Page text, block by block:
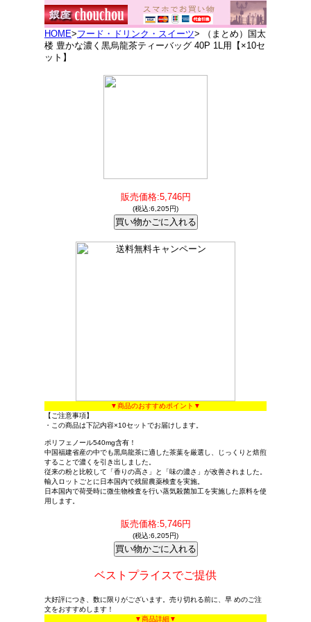
HOME>フード・ドリンク・スイーツ> （まとめ）国太
楼 豊かな濃く黒烏龍茶ティーバッグ 40P 1L用【×10セ
ット】
販売価格:5,746円
(税込:6,205円)
▼商品のおすすめポイント▼
【ご注意事項】
・この商品は下記内容×10セットでお届けします。
ポリフェノール540mg含有！
中国福建省産の中でも黒烏龍茶に適した茶葉を厳選し、じっくりと焙煎
することで濃くを引き出しました。
従来の粉と比較して「香りの高さ」と「味の濃さ」が改善されました。
輸入ロットごとに日本国内で残留農薬検査を実施。
日本国内で荷受時に微生物検査を行い蒸気殺菌加工を実施した原料を使
用します。
販売価格:5,746円
(税込:6,205円)
ベストプライスでご提供
大好評につき、数に限りがございます。売り切れる前に、早 めのご注
文をおすすめします！
▼商品詳細▼